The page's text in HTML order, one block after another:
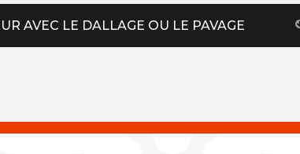
AVEC LE DALLAGE OU LE PAVAGE